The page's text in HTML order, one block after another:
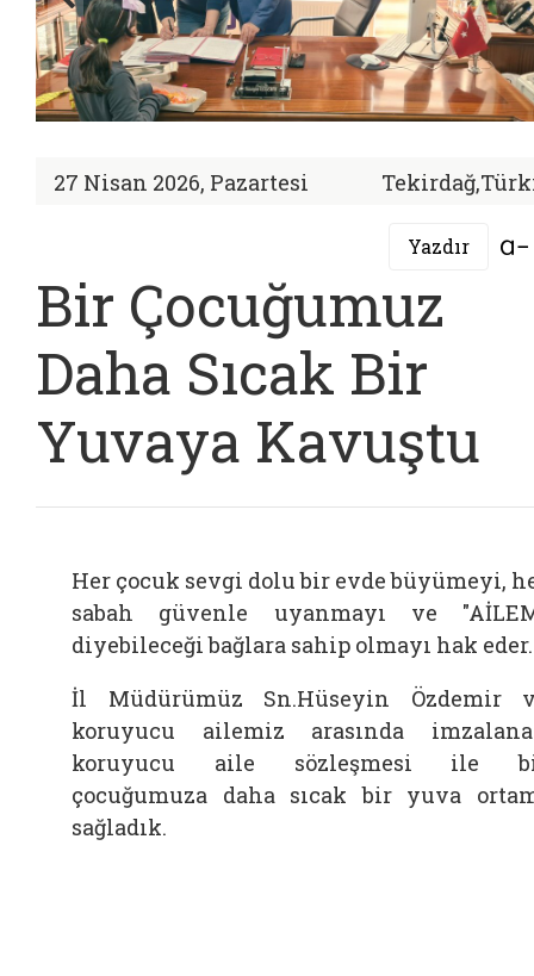
27 Nisan 2026, Pazartesi
Yazdır
Bir Çocuğumuz
Daha Sıcak Bir
Yuvaya Kavuştu
Her çocuk sevgi dolu bir evde büyümeyi,
sabah güvenle uyanmayı ve
diyebileceği bağlara sahip olmayı hak eder.
​İl Müdürümüz Sn.Hüseyin Özdemir
koruyucu ailemiz arasında
koruyucu aile sözleşmesi ile
çocuğumuza daha sıcak bir yuva
sağladık.